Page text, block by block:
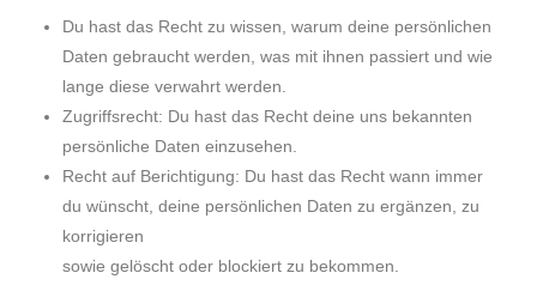
Du hast das Recht zu wissen, warum deine persönlichen
Daten gebraucht werden, was mit ihnen passiert und wie
lange diese verwahrt werden.
Zugriffsrecht: Du hast das Recht deine uns bekannten
persönliche Daten einzusehen.
Recht auf Berichtigung: Du hast das Recht wann immer
du wünscht, deine persönlichen Daten zu ergänzen, zu
korrigieren
sowie gelöscht oder blockiert zu bekommen.